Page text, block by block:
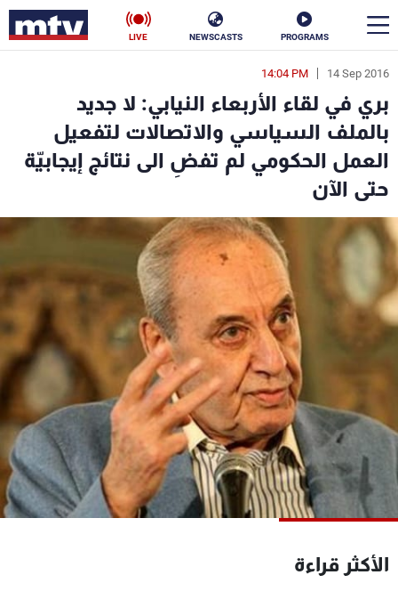
PROGRAMS
NEWSCASTS
LIVE
14 Sep 2016
14:04 PM
بري في لقاء الأربعاء النيابي: لا جديد
بالملف السياسي والاتصالات لتفعيل
العمل الحكومي لم تفضِ الى نتائج إيجابيّة
حتى الآن
الأكثر قراءة
en
الأخبار
سياسة ناس
إقتصاد
منوعات رياضة
كأس العالم
البرامج
جدول البرامج
شاهد البرامج
الترددات
الإنـتـاج
وظائف
تواصل معنا